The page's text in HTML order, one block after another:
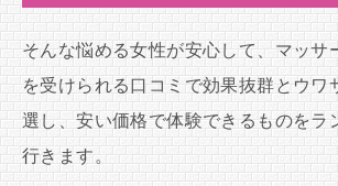
そんな悩める女性が安心して、マッサ
を受けられる口コミで効果抜群とウワ
選し、安い価格で体験できるものをラ
行きます。